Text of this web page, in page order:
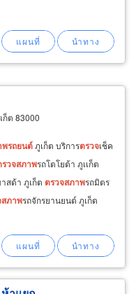
ก็ต 83000
พรถยนต์ภูเก็ต บริการตรวจเช็ค
วจสภาพรถโตโยต้า ภูเเก็ต
สด้า ภูเก็ต ตรวจสภาพรถมิตร
สภาพรถจักรยานยนต์ ภูเก็ต